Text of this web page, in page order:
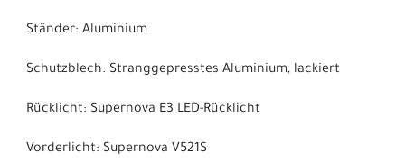
Ständer: Aluminium
Schutzblech: Stranggepresstes Aluminium, lackiert
Rücklicht: Supernova E3 LED-Rücklicht
Vorderlicht: Supernova V521S